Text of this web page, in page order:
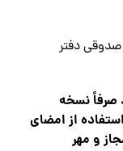
صدوقی دفتر
صرفاً نسخه
از امضای
و مهر